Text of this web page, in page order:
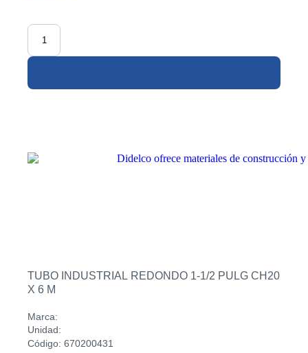
TUBO INDUSTRIAL REDONDO 1-1/2 PULG CH20
X 6 M
Marca:
Unidad:
Código: 670200431